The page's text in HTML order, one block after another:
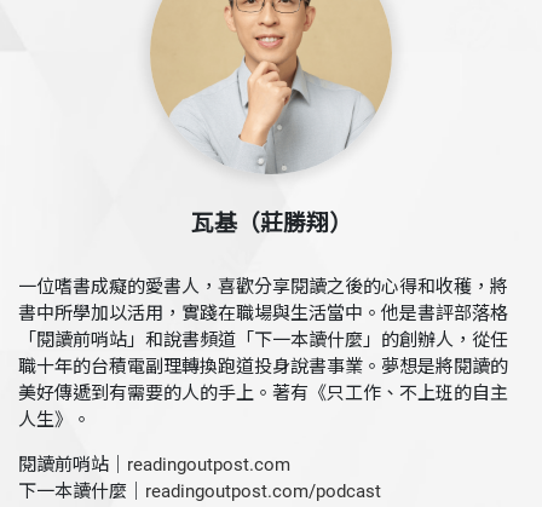
瓦基（莊勝翔）
一位嗜書成癡的愛書人，喜歡分享閱讀之後的心得和收穫，將
書中所學加以活用，實踐在職場與生活當中。他是書評部落格
「閱讀前哨站」和說書頻道「下一本讀什麼」的創辦人，從任
職十年的台積電副理轉換跑道投身說書事業。夢想是將閱讀的
美好傳遞到有需要的人的手上。著有《只工作、不上班的自主
人生》。
閱讀前哨站｜ readingoutpost.com
下一本讀什麼｜ readingoutpost.com/podcast